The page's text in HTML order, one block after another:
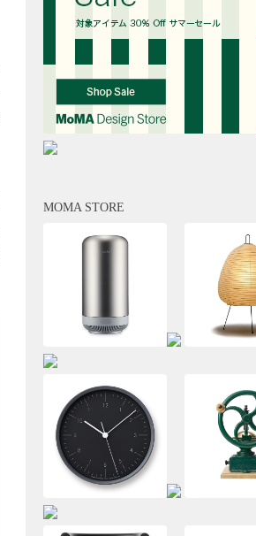
MOMA STORE